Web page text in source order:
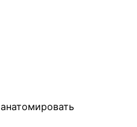
анатомировать